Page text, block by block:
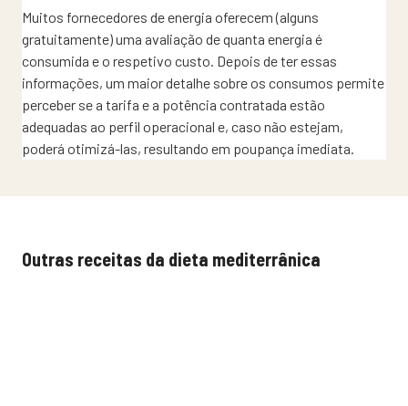
Muitos fornecedores de energia oferecem (alguns
gratuitamente) uma avaliação de quanta energia é
consumida e o respetivo custo. Depois de ter essas
informações, um maior detalhe sobre os consumos permite
perceber se a tarifa e a potência contratada estão
adequadas ao perfil operacional e, caso não estejam,
poderá otimizá-las, resultando em poupança imediata.
Outras receitas da dieta mediterrânica